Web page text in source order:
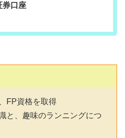
券口座
FP資格を取得
と、趣味のランニングにつ